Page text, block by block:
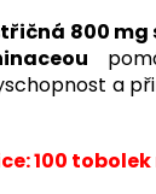
800
a
100